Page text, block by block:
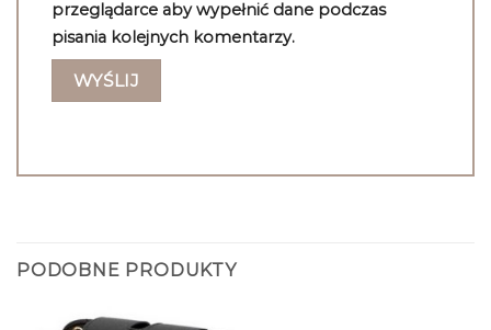
przeglądarce aby wypełnić dane podczas
pisania kolejnych komentarzy.
PODOBNE PRODUKTY